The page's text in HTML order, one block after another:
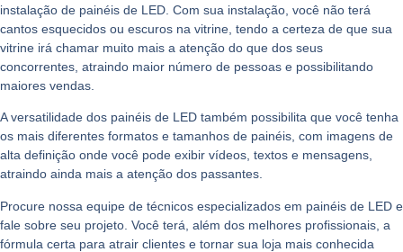
instalação de painéis de LED. Com sua instalação, você não terá
cantos esquecidos ou escuros na vitrine, tendo a certeza de que sua
vitrine irá chamar muito mais a atenção do que dos seus
concorrentes, atraindo maior número de pessoas e possibilitando
maiores vendas.
A versatilidade dos painéis de LED também possibilita que você tenha
os mais diferentes formatos e tamanhos de painéis, com imagens de
alta definição onde você pode exibir vídeos, textos e mensagens,
atraindo ainda mais a atenção dos passantes.
Procure nossa equipe de técnicos especializados em painéis de LED e
fale sobre seu projeto. Você terá, além dos melhores profissionais, a
fórmula certa para atrair clientes e tornar sua loja mais conhecida